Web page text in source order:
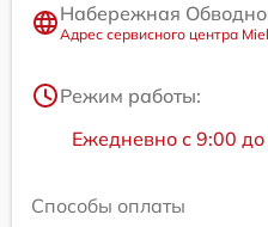
Набережная
Адрес сервисного центра
Режим работы:
Ежедневно с 9:00
Способы оплаты